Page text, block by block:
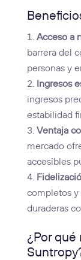
Acceso a
barrera del
personas y
Ingresos
ingresos
estabilidad
Ventaja
mercado
accesibles
completos y
duraderas
¿Por qué
Suntropy